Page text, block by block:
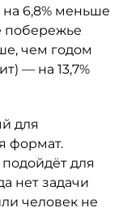
6,8% меньше
побережье
чем годом
— на 13,7%
для
формат.
для
нет задачи
человек не